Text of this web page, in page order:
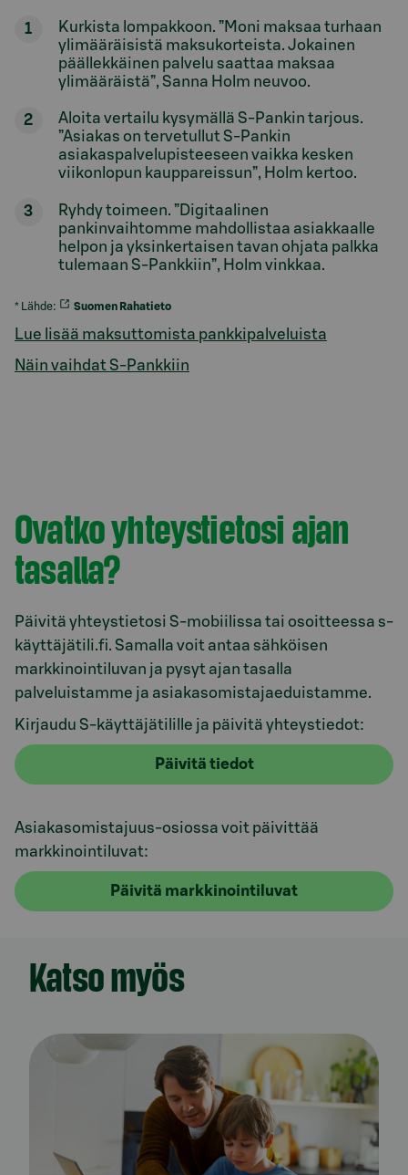
Kurkista lompakkoon. ”Moni maksaa turhaan
ylimääräisistä maksukorteista. Jokainen
päällekkäinen palvelu saattaa maksaa
ylimääräistä”, Sanna Holm neuvoo.
Aloita vertailu kysymällä S-Pankin tarjous.
”Asiakas on tervetullut S-Pankin
asiakaspalvelupisteeseen vaikka kesken
viikonlopun kauppareissun”, Holm kertoo.
Ryhdy toimeen. ”Digitaalinen
pankinvaihtomme mahdollistaa asiakkaalle
helpon ja yksinkertaisen tavan ohjata palkka
tulemaan S-Pankkiin”, Holm vinkkaa.
* Lähde: Suomen Rahatieto
Lue lisää maksuttomista pankkipalveluista
Näin vaihdat S-Pankkiin
Ovatko yhteystietosi ajan
tasalla?
Päivitä yhteystietosi S-mobiilissa tai osoitteessa s-
käyttäjätili.fi. Samalla voit antaa sähköisen
markkinointiluvan ja pysyt ajan tasalla
palveluistamme ja asiakasomistajaeduistamme.
Kirjaudu S-käyttäjätilille ja päivitä yhteystiedot:
Päivitä tiedot
Asiakasomistajuus-osiossa voit päivittää
markkinointiluvat:
Päivitä markkinointiluvat
Katso myös